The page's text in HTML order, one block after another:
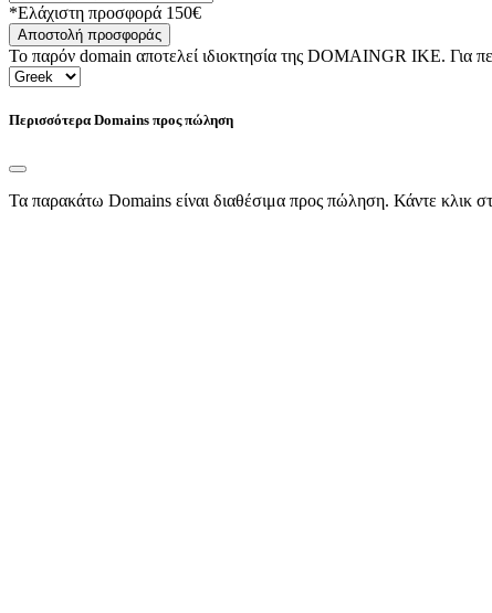
*Ελάχιστη προσφορά 150€
Αποστολή προσφοράς
Το παρόν domain αποτελεί ιδιοκτησία της DOMAINGR ΙΚΕ. Για
Περισσότερα Domains προς πώληση
Τα παρακάτω Domains είναι διαθέσιμα προς πώληση. Κάντε κλικ